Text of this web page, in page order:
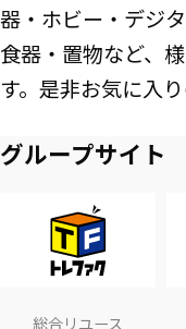
器・ホビー・デジ
食器・置物など、
す。是非お気に入
グループサイト
総合リユース